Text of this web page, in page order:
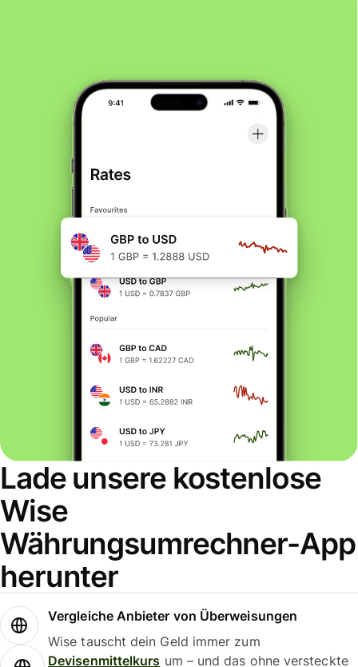
Lade unsere kostenlose
Wise
Währungsumrechner-App
herunter
Vergleiche Anbieter von Überweisungen
Wise tauscht dein Geld immer zum
Devisenmittelkurs um – und das ohne versteckte